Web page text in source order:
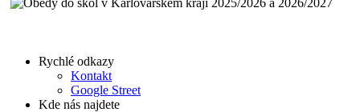
Rychlé odkazy
Kontakt
Google Street
Kde nás najdete